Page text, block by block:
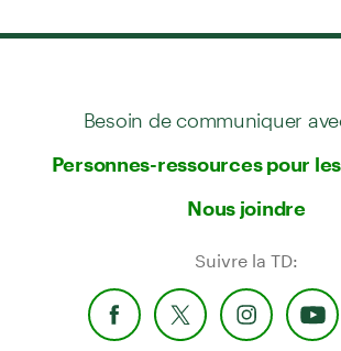
Besoin de communiquer
Personnes-ressources pour
Nous joindre
Suivre la TD: